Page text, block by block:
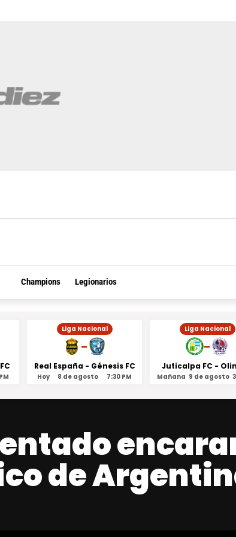
Champions Legionarios
Liga Nacional
-
Real España - Génesis FC
Hoy 8 de agosto 7:30 PM
Liga Nacional
-
Juticalpa FC -
Mañana 9 de agosto
de